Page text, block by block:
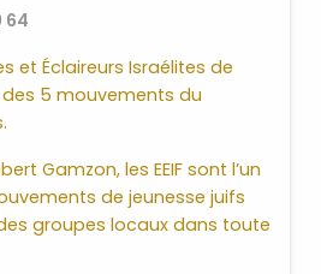
(Saumon-Cabillaud-
et / ou Poulet et boulettes)
pois
64
et Éclaireurs Israélites de
5 mouvements du
Gamzon, les EEIF sont l’un
de jeunesse juifs
groupes locaux dans toute